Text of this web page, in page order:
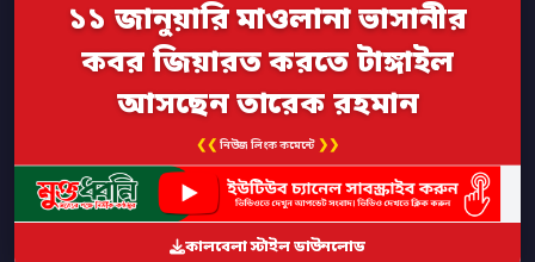
১১ জানুয়ারি মাওলানা ভাসানীর
কবর জিয়ারত করতে টাঙ্গাইল
আসছেন তারেক রহমান
❮❮ নিউজ লিংক কমেন্টে ❯❯
কালবেলা স্টাইল ডাউনলোড